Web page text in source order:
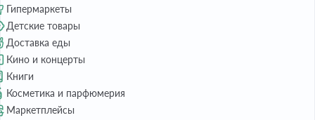
Гипермаркеты
Детские товары
Доставка еды
Кино и концерты
Книги
Косметика и парфюмерия
Маркетплейсы